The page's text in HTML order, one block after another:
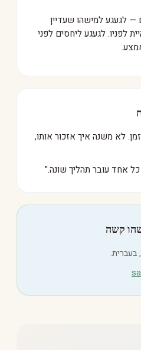
— לגעגע למישהו שעדיין
לפניו. לגעגע ליחסים לפני
לא משנה איך אזכור אותו,
אחד עובר תהליך שונה."
קשה